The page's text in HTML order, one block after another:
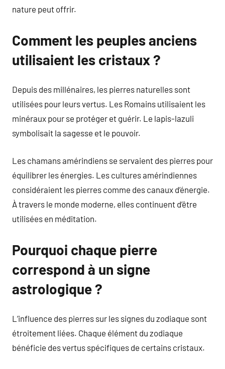
nature peut offrir.
Comment les peuples anciens
utilisaient les cristaux ?
Depuis des millénaires, les pierres naturelles sont
utilisées pour leurs vertus. Les Romains utilisaient les
minéraux pour se protéger et guérir. Le lapis-lazuli
symbolisait la sagesse et le pouvoir.
Les chamans amérindiens se servaient des pierres pour
équilibrer les énergies. Les cultures amérindiennes
considéraient les pierres comme des canaux d’énergie.
À travers le monde moderne, elles continuent d’être
utilisées en méditation.
Pourquoi chaque pierre
correspond à un signe
astrologique ?
L’influence des pierres sur les signes du zodiaque sont
étroitement liées. Chaque élément du zodiaque
bénéficie des vertus spécifiques de certains cristaux.